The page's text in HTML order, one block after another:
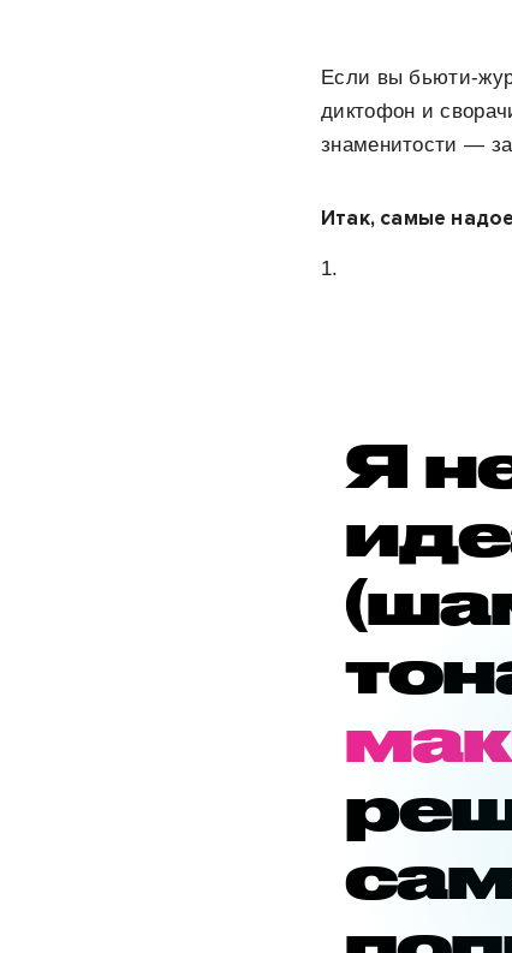
Если вы бьюти-
диктофон и
знаменитости —
Итак, самые
1.
Я